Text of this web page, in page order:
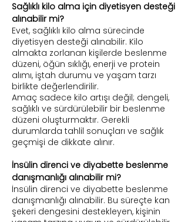
Sağlıklı kilo alma için diyetisyen desteği
alınabilir mi?
Evet, sağlıklı kilo alma sürecinde
diyetisyen desteği alınabilir. Kilo
almakta zorlanan kişilerde beslenme
düzeni, öğün sıklığı, enerji ve protein
alımı, iştah durumu ve yaşam tarzı
birlikte değerlendirilir.
Amaç sadece kilo artışı değil; dengeli,
sağlıklı ve sürdürülebilir bir beslenme
düzeni oluşturmaktır. Gerekli
durumlarda tahlil sonuçları ve sağlık
geçmişi de dikkate alınır.
İnsülin direnci ve diyabette beslenme
danışmanlığı alınabilir mi?
İnsülin direnci ve diyabette beslenme
danışmanlığı alınabilir. Bu süreçte kan
şekeri dengesini destekleyen, kişinin